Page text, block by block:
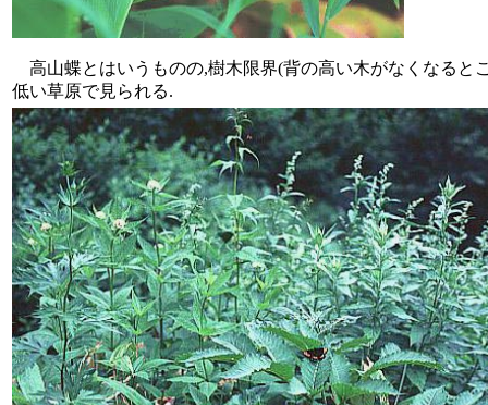
高山蝶とはいうものの,樹木限界(背の高い木がなくなると
低い草原で見られる.